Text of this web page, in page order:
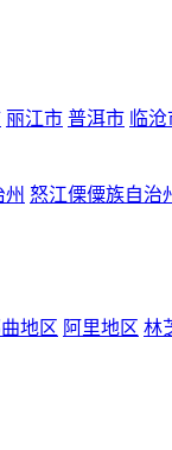
丽江市 普洱市 临
怒江傈僳族自治
地区 阿里地区 林